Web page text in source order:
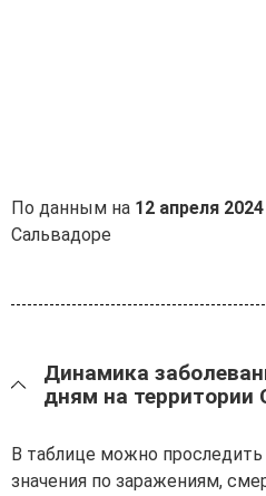
По данным на 12 апреля 2024
Сальвадоре
Динамика
дням на территории
В таблице можно
значения по заражениям,